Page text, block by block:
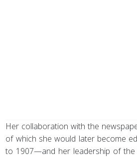
Her collaboration with the
of which she would later become
to 1907—and her leadership of the